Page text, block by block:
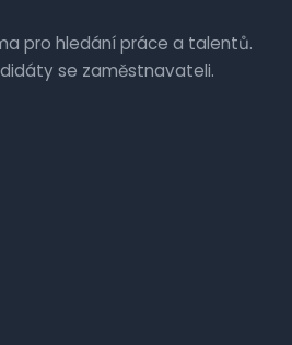
pro hledání práce a talentů.
se zaměstnavateli.